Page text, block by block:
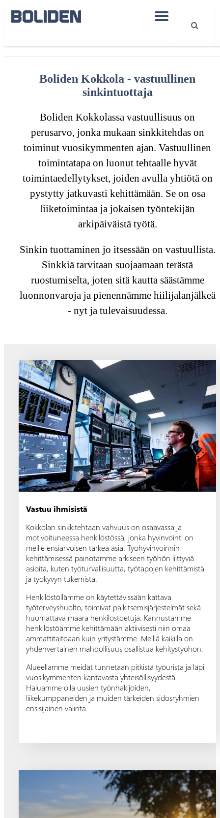
Boliden Kokkola - vastuullinen
sinkintuottaja
Boliden Kokkolassa vastuullisuus on
perusarvo, jonka mukaan sinkkitehdas on
toiminut vuosikymmenten ajan. Vastuullinen
toimintatapa on luonut tehtaalle hyvät
toimintaedellytykset, joiden avulla yhtiötä on
pystytty jatkuvasti kehittämään. Se on osa
liiketoimintaa ja jokaisen työntekijän
arkipäiväistä työtä.
Sinkin tuottaminen jo itsessään on vastuullista.
Sinkkiä tarvitaan suojaamaan terästä
ruostumiselta, joten sitä kautta säästämme
luonnonvaroja ja pienennämme hiilijalanjälkeä
- nyt ja tulevaisuudessa.
Vastuu ihmisistä
Kokkolan sinkkitehtaan vahvuus on osaavassa ja
motivoituneessa henkilöstössä, jonka hyvinvointi on
meille ensiarvoisen tärkeä asia. Työhyvinvoinnin
kehittämisessä painotamme arkiseen työhön liittyviä
asioita, kuten työturvallisuutta, työtapojen kehittämistä
ja työkyvyn tukemista.
Henkilöstöllämme on käytettävissään kattava
työterveyshuolto, toimivat palkitsemisjärjestelmät sekä
huomattava määrä henkilöstöetuja. Kannustamme
henkilöstöämme kehittämään aktiivisesti niin omaa
ammattitaitoaan kuin yritystämme. Meillä kaikilla on
yhdenvertainen mahdollisuus osallistua kehitystyöhön.
Alueellamme meidät tunnetaan pitkistä työurista ja läpi
vuosikymmenten kantavasta yhteisöllisyydestä.
Haluamme olla uusien työnhakijoiden,
liikekumppaneiden ja muiden tärkeiden sidosryhmien
ensisijainen valinta.